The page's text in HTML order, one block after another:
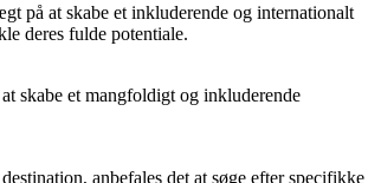
på at skabe et inkluderende og internationalt
deres fulde potentiale.
skabe et mangfoldigt og inkluderende
anbefales det at søge efter specifikke